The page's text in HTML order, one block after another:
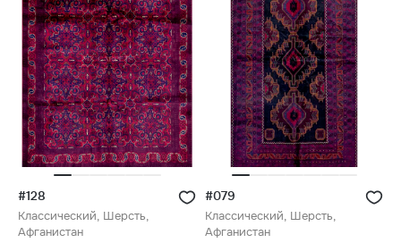
#128
Классический, Шерсть,
Афганистан
#079
Классический, Шерсть,
Афганистан